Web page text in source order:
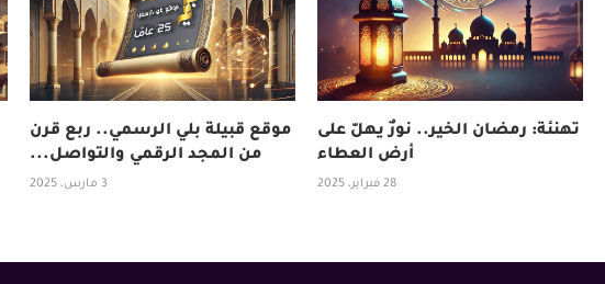
موقع قبيلة بلي الرسمي.. ربع قرن
من المجد الرقمي والتواصل...
3 مارس، 2025
تهنئة: رمضان الخير.. نورٌ يهلّ على
أرض العطاء
28 فبراير، 2025